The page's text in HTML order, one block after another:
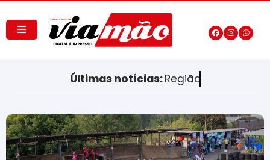
Últimas notícias:Região